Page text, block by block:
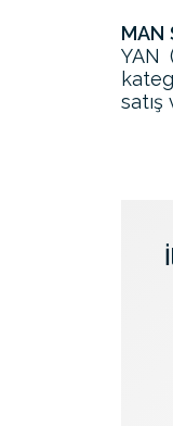
MAN
YAN
satış